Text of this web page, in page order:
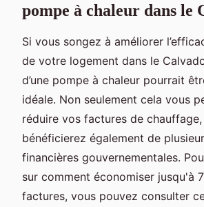
pompe à chaleur dans le
Si vous songez à améliorer
de votre logement dans le
d’une pompe à chaleur pourrait
idéale. Non seulement cela vous
réduire vos factures de
bénéficierez également de
financières gouvernementales.
sur comment économiser jusqu'à
factures, vous pouvez consulter